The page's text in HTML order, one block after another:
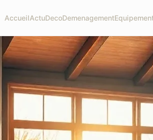
AccueilActuDecoDemenagement